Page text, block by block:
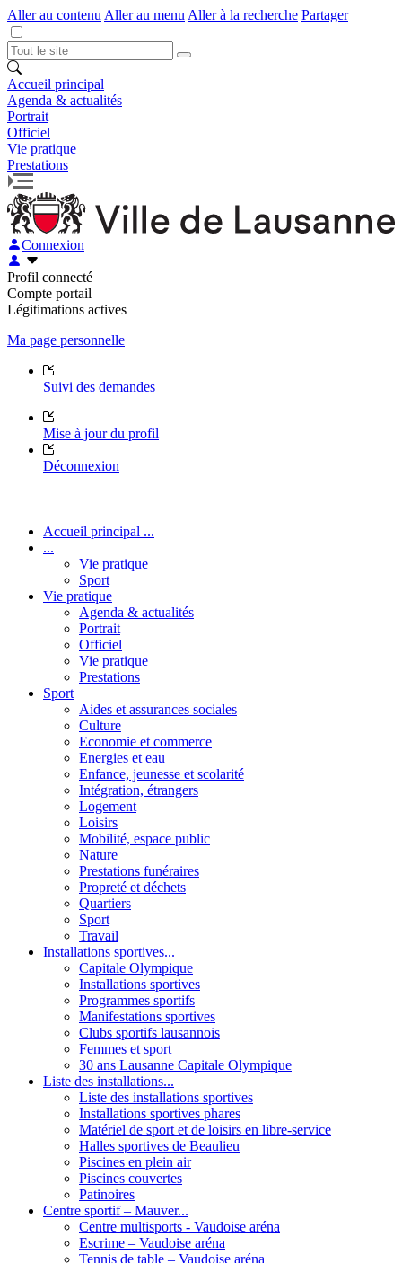
Aller au contenu Aller au menu Aller à la recherche Partager
Accueil principal
Agenda & actualités
Portrait
Officiel
Vie pratique
Prestations
Connexion
Profil connecté
Compte portail
Légitimations actives
Ma page personnelle
Suivi des demandes
Mise à jour du profil
Déconnexion
Accueil principal ...
...
Vie pratique
Sport
Vie pratique
Agenda & actualités
Portrait
Officiel
Vie pratique
Prestations
Sport
Aides et assurances sociales
Culture
Economie et commerce
Energies et eau
Enfance, jeunesse et scolarité
Intégration, étrangers
Logement
Loisirs
Mobilité, espace public
Nature
Prestations funéraires
Propreté et déchets
Quartiers
Sport
Travail
Installations sportives...
Capitale Olympique
Installations sportives
Programmes sportifs
Manifestations sportives
Clubs sportifs lausannois
Femmes et sport
30 ans Lausanne Capitale Olympique
Liste des installations...
Liste des installations sportives
Installations sportives phares
Matériel de sport et de loisirs en libre-service
Halles sportives de Beaulieu
Piscines en plein air
Piscines couvertes
Patinoires
Centre sportif – Mauver...
Centre multisports - Vaudoise aréna
Escrime – Vaudoise aréna
Tennis de table – Vaudoise aréna